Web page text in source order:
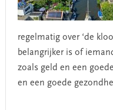
regelmatig over ‘de
belangrijker is of
zoals geld en een
en een goede